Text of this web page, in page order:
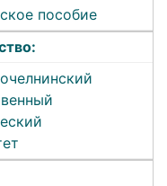
пособие